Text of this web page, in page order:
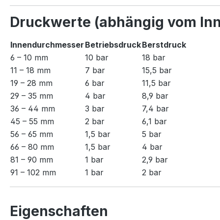
Druckwerte (abhängig vom
Innendurchmesser BetriebsdruckBerstdruck
6 – 10 mm
10 bar
18 bar
11 – 18 mm
7 bar
15,5 bar
19 – 28 mm
6 bar
11,5 bar
29 – 35 mm
4 bar
8,9 bar
36 – 44 mm
3 bar
7,4 bar
45 – 55 mm
2 bar
6,1 bar
56 – 65 mm
1,5 bar
5 bar
66 – 80 mm
1,5 bar
4 bar
81 – 90 mm
1 bar
2,9 bar
91 – 102 mm
1 bar 2 bar
Eigenschaften